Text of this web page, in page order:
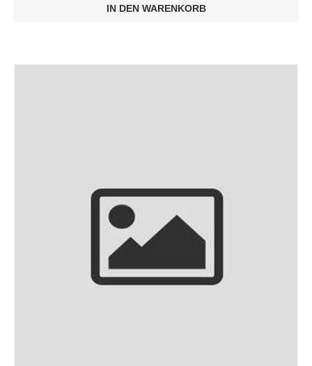
IN DEN WARENKORB